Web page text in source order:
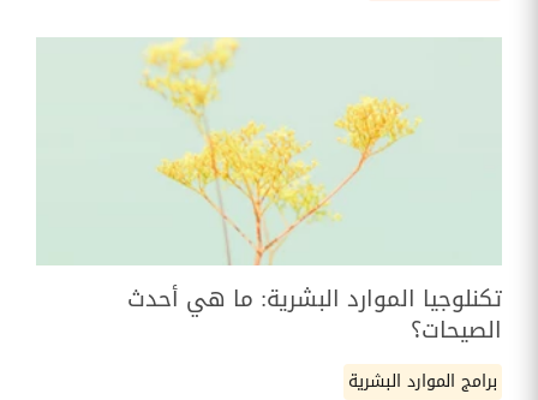
تكنلوجيا الموارد البشرية: ما هي أحدث
الصيحات؟
برامج الموارد البشرية